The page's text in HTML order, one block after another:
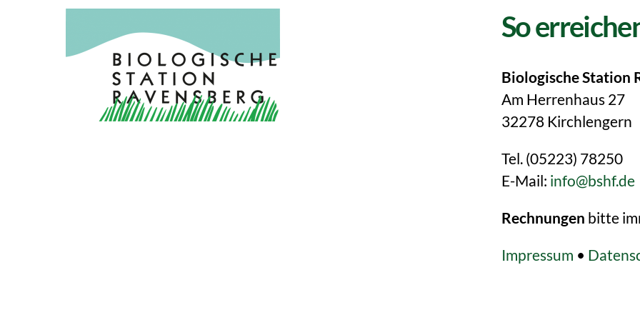
So
Biologische Station
Am Herrenhaus 27
32278 Kirchlengern
Tel. (05223) 78250
E-Mail: info@bshf.de
Rechnungen bitte
Impressum •